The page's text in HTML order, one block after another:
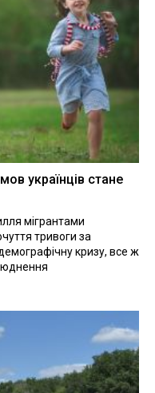
українців стане
мігрантами
тривоги за
кризу, все ж